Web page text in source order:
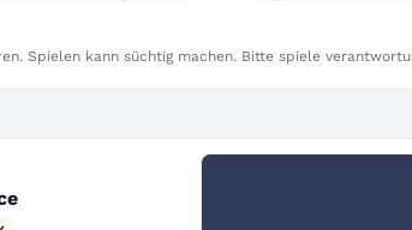
Spielen kann süchtig machen. Bitte spiele